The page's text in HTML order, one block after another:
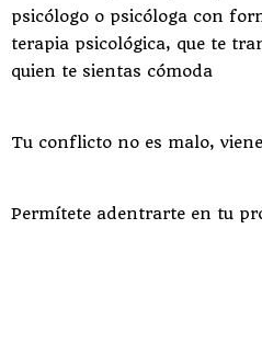
psicólogo o psicóloga con
terapia psicológica, que te
quien te sientas cómoda
Tu conflicto no es malo,
Permítete adentrarte en tu